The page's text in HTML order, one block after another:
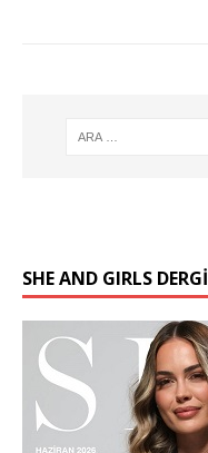
SHE AND GIRLS DERGİ